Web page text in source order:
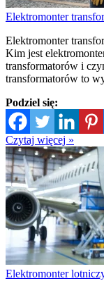
Elektromonter
Elektromonter
Kim jest
transformatorów i
transformatorów to
Podziel się:
Czytaj więcej »
Elektromonter